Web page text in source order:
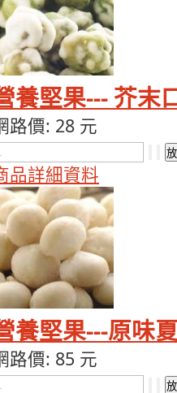
養堅果--- 芥末
路價: 28 元
品詳細資料
養堅果---原味
路價: 85 元